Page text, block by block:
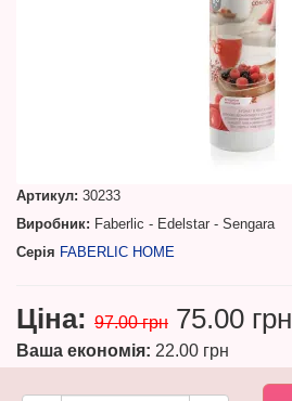
Артикул: 30233
Виробник: Faberlic - Edelstar - Sengara
Серія FABERLIC HOME
Ціна: 97.00 грн 75.00 грн
Ваша економія: 22.00 грн